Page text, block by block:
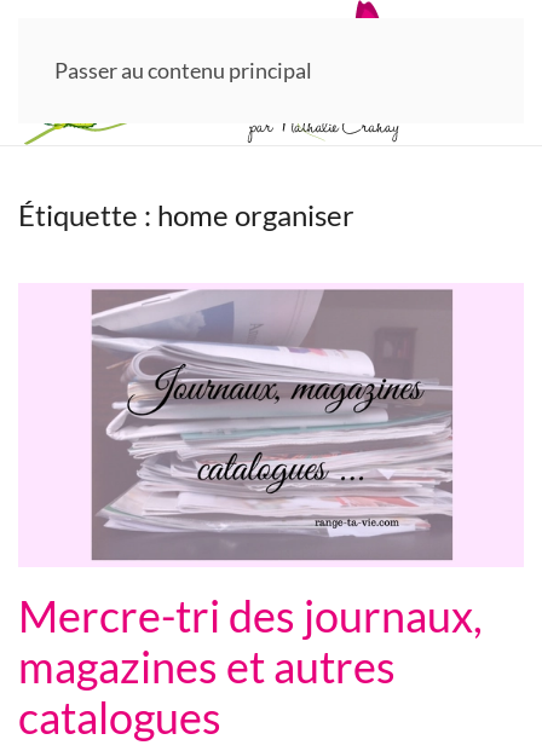
Passer au contenu principal
Étiquette : home organiser
Mercre-tri des journaux,
magazines et autres
catalogues